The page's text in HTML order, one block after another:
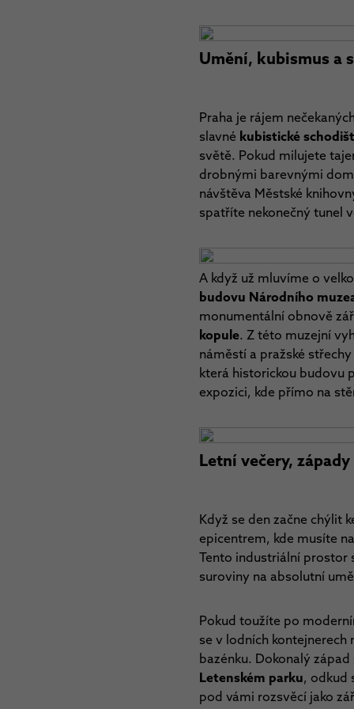
Umění, kubismus a
Praha je rájem
slavné kubistické
světě. Pokud milujete
drobnými barevnými
návštěva Městské
spatříte nekonečný tunel
A když už mluvíme o
budovu Národního
monumentální obnově
kopule. Z této muzejní
náměstí a pražské
která historickou budovu
expozici, kde přímo na
Letní večery, západy
Když se den začne chýlit
epicentrem, kde musíte
Tento industriální prostor
suroviny na absolutní
Pokud toužíte po
se v lodních kontejnerech
bazénku. Dokonalý
Letenském parku, odkud
pod vámi rozsvěcí jako